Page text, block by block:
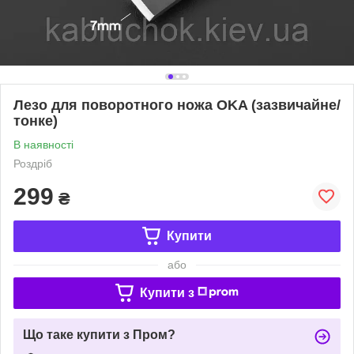
Лезо для поворотного ножа OKA (зазвичайне/
тонке)
В наявності
Роздріб
299 ₴
Купити
або
Купити з
Що таке купити з Пром?